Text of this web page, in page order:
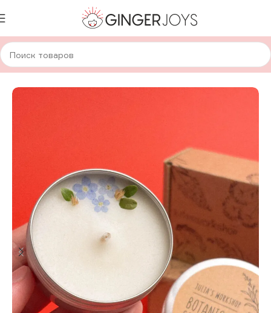
Главная Без рубрики